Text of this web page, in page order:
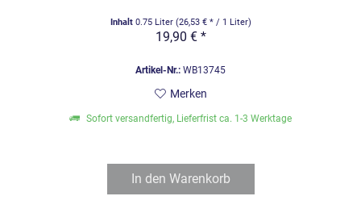
Inhalt 0.75 Liter (26,53 € * / 1 Liter)
19,90 € *
Artikel-Nr.: WB13745
Merken
Sofort versandfertig, Lieferfrist ca. 1-3 Werktage
In den Warenkorb